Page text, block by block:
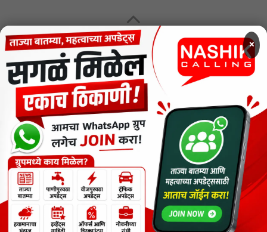
MENU
CODE OF ETHICS FOR DIGITAL NEWS WEBSITES
Contact Us
Privacy Policy
Short News
ThemeNcode PDF Viewer SC [Do not Delete]
वाचकांना विनम्र सूचना
×